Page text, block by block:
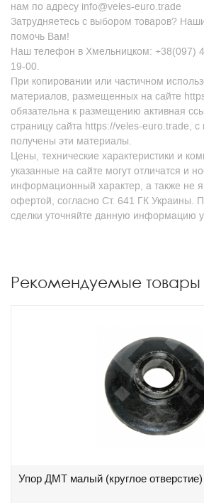
нам по адресу info@veles-euro.trade
Затрудняетесь с выбором товаров?
помочь Вам!
Наш телефон в Хмельницком: +38(097)
19-00.
При копировании или частичном
материалов, размещенных на сайте
обязательна к размещению активная
страницу сайта https://veles-euro.trade, с
получены эти материалы.
Цены, технические характеристики и
указанные на сайте могут отличатся и
информационный характер, а также не
офертой, согласно Ст. 641 ГК Украины.
сделки уточняйте данную информацию
Рекомендуемые товары
Упор ДМТ малый (круглое отверстие)